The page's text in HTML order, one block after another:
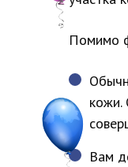
Помимо
кожи.
Вам